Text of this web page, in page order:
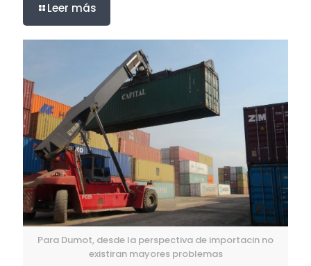
Leer más
Para Dumot, desde la perspectiva de importacin no
existiran mayores problemas